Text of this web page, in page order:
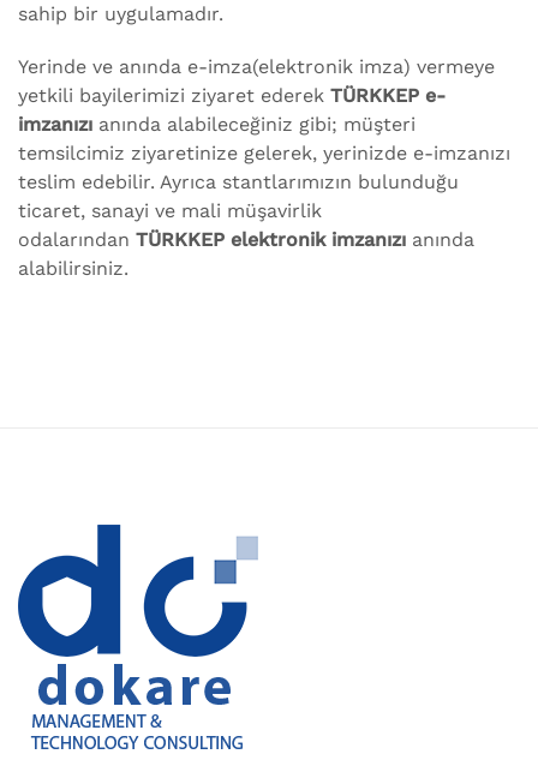
sahip bir uygulamadır.
Yerinde ve anında e-imza(elektronik imza) vermeye
yetkili bayilerimizi ziyaret ederek TÜRKKEP e-
imzanızı anında alabileceğiniz gibi; müşteri
temsilcimiz ziyaretinize gelerek, yerinizde e-imzanızı
teslim edebilir. Ayrıca stantlarımızın bulunduğu
ticaret, sanayi ve mali müşavirlik
odalarından TÜRKKEP elektronik imzanızı anında
alabilirsiniz.